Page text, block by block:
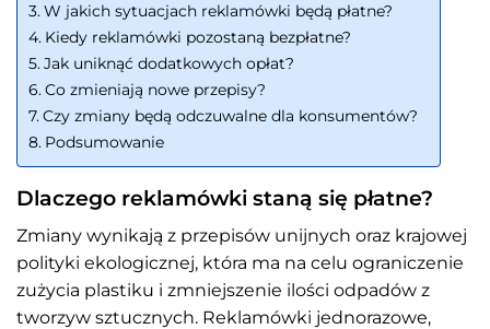
W jakich sytuacjach reklamówki będą płatne?
Kiedy reklamówki pozostaną bezpłatne?
Jak uniknąć dodatkowych opłat?
Co zmieniają nowe przepisy?
Czy zmiany będą odczuwalne dla konsumentów?
Podsumowanie
Dlaczego reklamówki staną się płatne?
Zmiany wynikają z przepisów unijnych oraz krajowej
polityki ekologicznej, która ma na celu ograniczenie
zużycia plastiku i zmniejszenie ilości odpadów z
tworzyw sztucznych. Reklamówki jednorazowe,